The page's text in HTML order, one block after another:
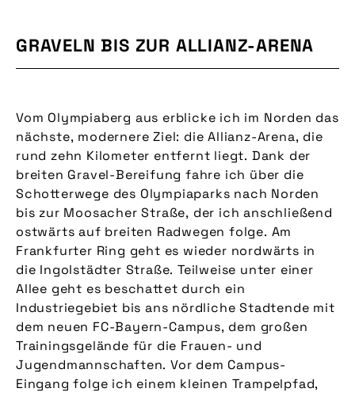
GRAVELN BIS ZUR ALLIANZ-ARENA
Vom Olympiaberg aus erblicke ich im Norden das
nächste, modernere Ziel: die Allianz-Arena, die
rund zehn Kilometer entfernt liegt. Dank der
breiten Gravel-Bereifung fahre ich über die
Schotterwege des Olympiaparks nach Norden
bis zur Moosacher Straße, der ich anschließend
ostwärts auf breiten Radwegen folge. Am
Frankfurter Ring geht es wieder nordwärts in
die Ingolstädter Straße. Teilweise unter einer
Allee geht es beschattet durch ein
Industriegebiet bis ans nördliche Stadtende mit
dem neuen FC-Bayern-Campus, dem großen
Trainingsgelände für die Frauen- und
Jugendmannschaften. Vor dem Campus-
Eingang folge ich einem kleinen Trampelpfad,